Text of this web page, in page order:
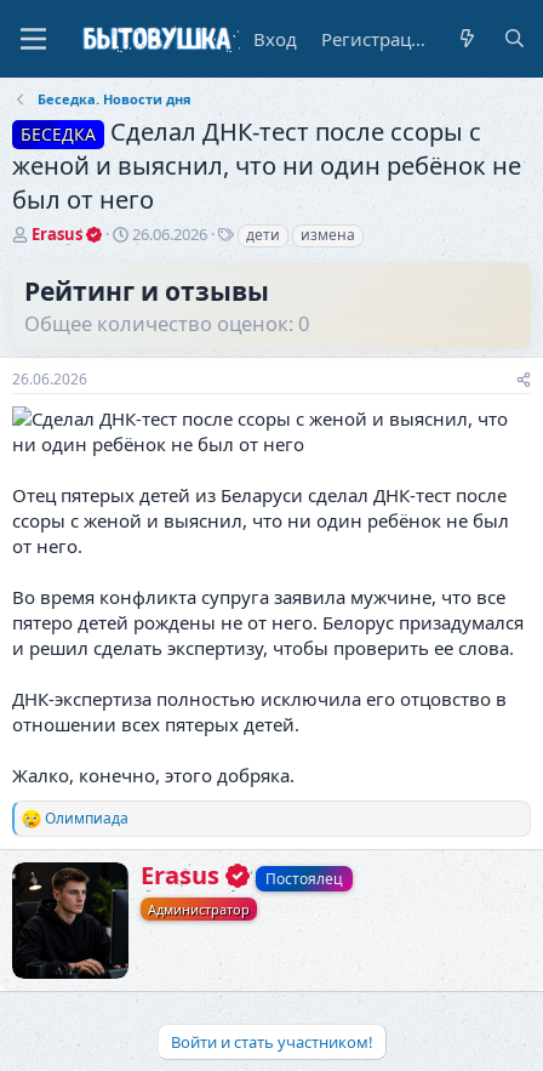
Вход Регистрация
Беседка. Новости дня
БЕСЕДКА
Сделал ДНК-тест после ссоры с
женой и выяснил, что ни один ребёнок не
был от него
А
о
р
е
м
ы
Erasus
Д
н
ч
а
26.06.2026
Т
и
дети измена
Рейтинг и отзывы
Общее количество оценок: 0
26.06.2026
Отец пятерых детей из Беларуси сделал ДНК-тест после
ссоры с женой и выяснил, что ни один ребёнок не был
от него.
Во время конфликта супруга заявила мужчине, что все
пятеро детей рождены не от него. Белорус призадумался
и решил сделать экспертизу, чтобы проверить ее слова.
ДНК-экспертиза полностью исключила его отцовство в
отношении всех пятерых детей.
Жалко, конечно, этого добряка.
Р
е
а
ц
и
и
Олимпиада
А
в
т
Erasus Постоялец
Администратор
Войти и стать участником!